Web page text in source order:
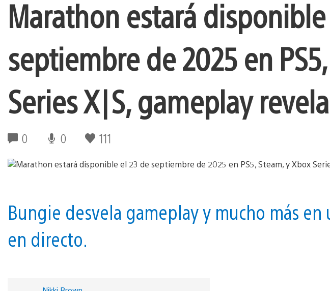
Marathon estará
septiembre de 2025 en
Series X|S, gameplay
0 0 111
Bungie desvela gameplay y mucho más
en directo.